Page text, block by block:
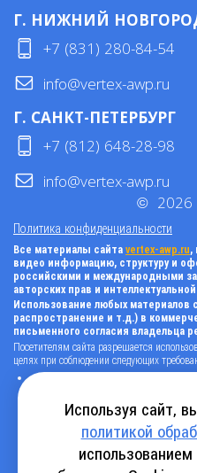
Г. НИЖНИЙ
+7 (831) 280-84-54
info@vertex-awp.ru
Г. САНКТ-ПЕТЕРБУРГ
+7 (812) 648-28-98
info@vertex-awp.ru
Политика конфиденциальности
© 2026
Все материалы сайта vertex-awp.ru,
видео информацию, структуру и
российскими и международными
авторских прав и
Использование любых материалов
распространение и т.д.) в
письменного согласия владельца
Посетителям сайта разрешается
целях при соблюдении следующих
поставить прямую активную
системами, т.е. запрещено
способы, нельзя использовать
все ссылки, имеющиеся в тексте
виде и быть прямыми и активными;
в случае регулярного использования
активная ссылка на ресурс должна
Используя сайт,
политикой